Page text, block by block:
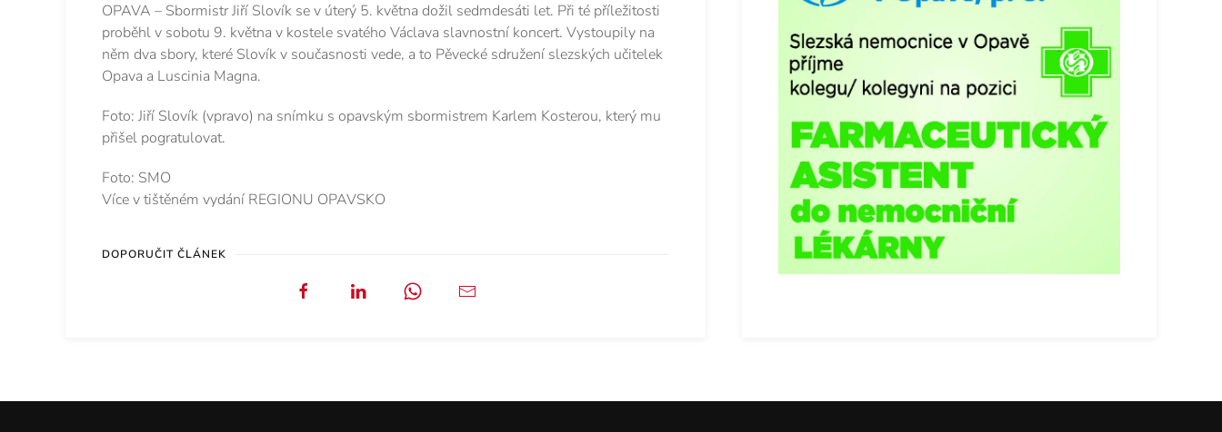
OPAVA – Sbormistr Jiří Slovík se v úterý 5. května dožil sedmdesáti let. Při té příležitosti
proběhl v sobotu 9. května v kostele svatého Václava slavnostní koncert. Vystoupily na
něm dva sbory, které Slovík v současnosti vede, a to Pěvecké sdružení slezských učitelek
Opava a Luscinia Magna.
Foto: Jiří Slovík (vpravo) na snímku s opavským sbormistrem Karlem Kosterou, který mu
přišel pogratulovat.
Foto: SMO
Více v tištěném vydání REGIONU OPAVSKO
DOPORUČIT ČLÁNEK